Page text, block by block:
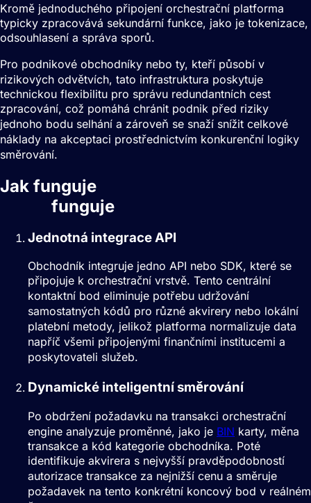
Kromě jednoduchého připojení orchestrační platforma
typicky zpracovává sekundární funkce, jako je tokenizace,
odsouhlasení a správa sporů.
Pro podnikové obchodníky nebo ty, kteří působí v
rizikových odvětvích, tato infrastruktura poskytuje
technickou flexibilitu pro správu redundantních cest
zpracování, což pomáhá chránit podnik před riziky
jednoho bodu selhání a zároveň se snaží snížit celkové
náklady na akceptaci prostřednictvím konkurenční logiky
směrování.
Jak funguje
funguje
Jednotná integrace API
Obchodník integruje jedno API nebo SDK, které se
připojuje k orchestrační vrstvě. Tento centrální
kontaktní bod eliminuje potřebu udržování
samostatných kódů pro různé akvirery nebo lokální
platební metody, jelikož platforma normalizuje data
napříč všemi připojenými finančními institucemi a
poskytovateli služeb.
Dynamické inteligentní směrování
Po obdržení požadavku na transakci orchestrační
engine analyzuje proměnné, jako je BIN karty, měna
transakce a kód kategorie obchodníka. Poté
identifikuje akvirera s nejvyšší pravděpodobností
autorizace transakce za nejnižší cenu a směruje
požadavek na tento konkrétní koncový bod v reálném